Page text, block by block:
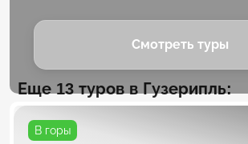
Смотреть туры
Еще 13 туров в Гузерипль:
В горы